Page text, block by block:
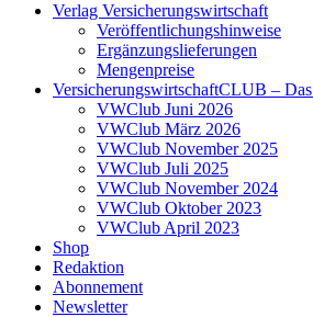
Verlag Versicherungswirtschaft
Veröffentlichungshinweise
Ergänzungslieferungen
Mengenpreise
VersicherungswirtschaftCLUB –
VWClub Juni 2026
VWClub März 2026
VWClub November 2025
VWClub Juli 2025
VWClub November 2024
VWClub Oktober 2023
VWClub April 2023
Shop
Redaktion
Abonnement
Newsletter